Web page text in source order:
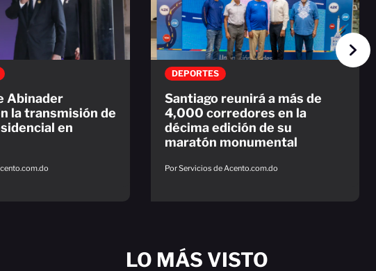
Abinader
la transmisión de
en
DEPORTES
Santiago reunirá a más de
4,000 corredores en la
décima edición de su
maratón monumental
Por Servicios de Acento.com.do
LO MÁS VISTO